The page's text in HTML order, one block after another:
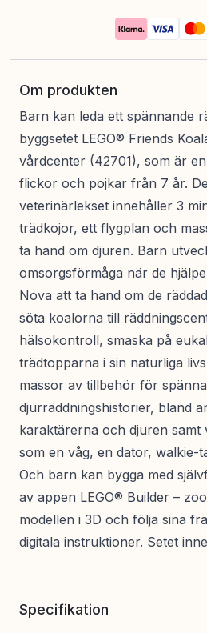
Om produkten
Barn kan leda ett spännande
byggsetet LEGO® Friends
vårdcenter (42701), som är
flickor och pojkar från 7 år.
veterinärlekset innehåller 3
trädkojor, ett flygplan och
ta hand om djuren. Barn
omsorgsförmåga när de
Nova att ta hand om de
söta koalorna till
hälsokontroll, smaska på
trädtopparna i sin naturliga
massor av tillbehör för
djurräddningshistorier, bland
karaktärerna och djuren samt
som en våg, en dator, walkie-
Och barn kan bygga med
av appen LEGO® Builder –
modellen i 3D och följa sina
digitala instruktioner. Setet
Specifikation